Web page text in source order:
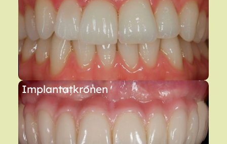
Implantatkronen